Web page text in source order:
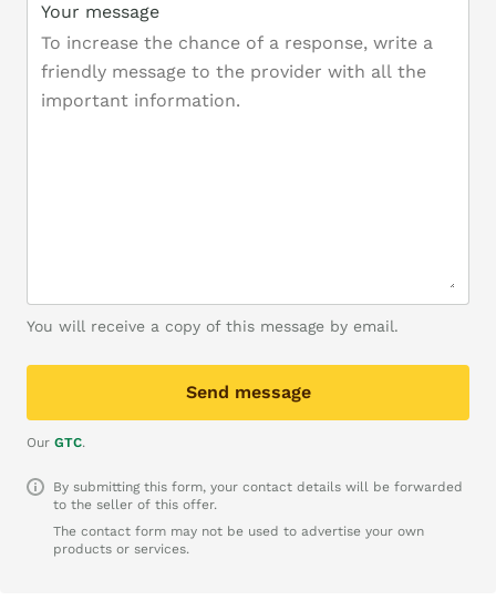
Your message
You will receive a copy of this message by email.
Send message
Our GTC.
By submitting this form, your contact details will be forwarded
to the seller of this offer.
The contact form may not be used to advertise your own
products or services.